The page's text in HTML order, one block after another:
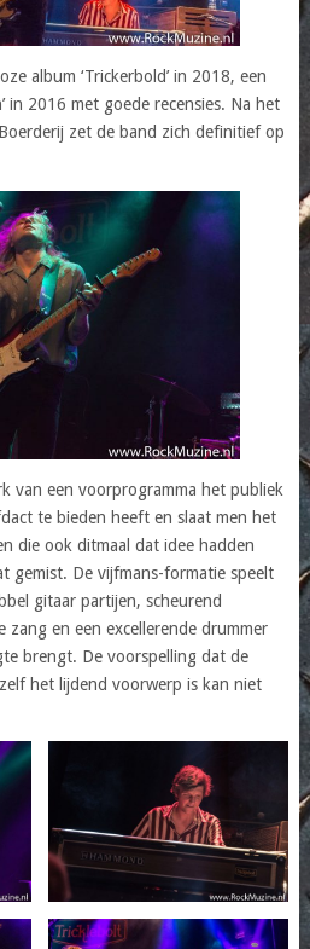
album ‘Trickerbold’ in 2018, een
in 2016 met goede recensies. Na het
zet de band zich definitief op
van een voorprogramma het publiek
te bieden heeft en slaat men het
die ook ditmaal dat idee hadden
gemist. De vijfmans-formatie speelt
gitaar partijen, scheurend
zang en een excellerende drummer
brengt. De voorspelling dat de
het lijdend voorwerp is kan niet